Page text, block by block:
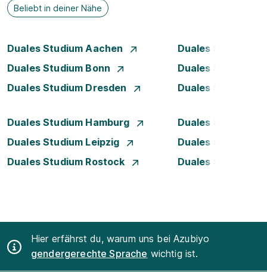
Beliebt in deiner Nähe
Duales Studium Aachen
Duales Studium
Duales Studium Bonn
Duales Studium
Duales Studium Dresden
Duales Studium
Duales Studium Hamburg
Duales Studium
Duales Studium Leipzig
Duales Studium
Duales Studium Rostock
Duales Studium
Hier erfährst du, warum uns bei Azubiyo
gendergerechte Sprache wichtig ist.